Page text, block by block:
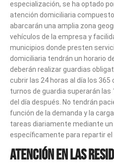
especialización, se ha optado
atención domiciliaria
abarcarán una amplia zona
vehículos de la empresa y
municipios donde presten
domiciliaria tendrán un horario
deberán realizar guardias
cubrir las 24 horas al día los 365
turnos de guardia superarán
del día después. No tendrán
función de la demanda y la
tareas diariamente mediante
específicamente para repartir el
Atención en las